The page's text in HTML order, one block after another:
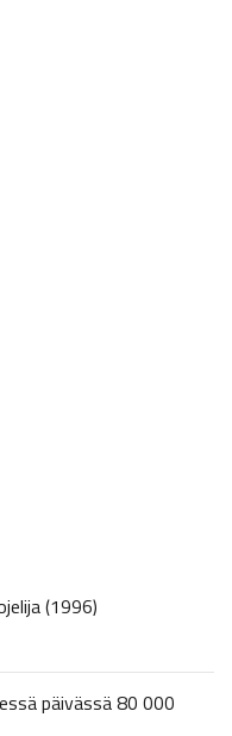
(1996)
päivässä 80 000